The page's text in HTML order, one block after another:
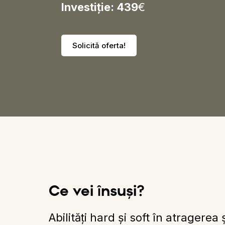
Investiție: 439€
Solicită oferta!
Ce vei însuși?
Abilități hard și soft în atragerea